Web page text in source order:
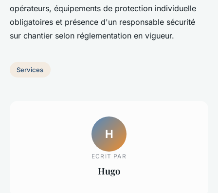
opérateurs, équipements de protection individuelle
obligatoires et présence d'un responsable sécurité
sur chantier selon réglementation en vigueur.
Services
H
ECRIT PAR
Hugo